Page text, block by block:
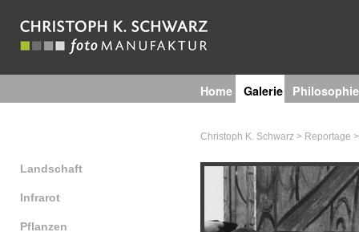
Home Galerie
Technik
Christoph K. Schwarz > Reportage
Landschaft
Infrarot
Pflanzen